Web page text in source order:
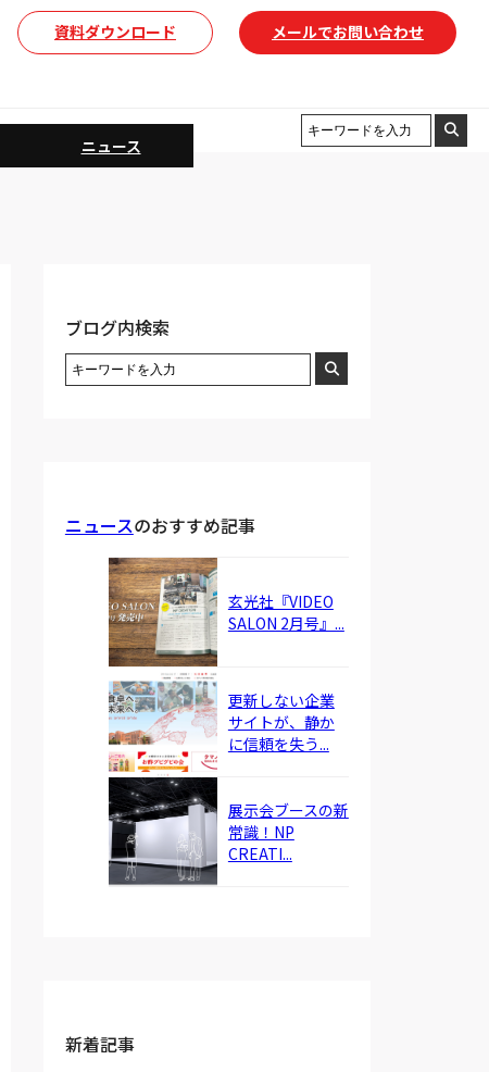
資料ダウンロード メールでお問い合わせ
ニュース
ブログ内検索
ニュースのおすすめ記事
玄光社『VIDEO
SALON 2月号』...
更新しない企業
サイトが、静か
に信頼を失う...
展示会ブースの新
常識！NP
CREATI...
新着記事